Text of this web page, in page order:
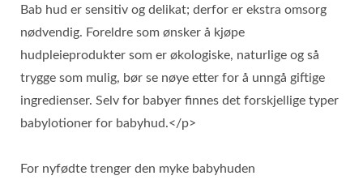
Bab hud er sensitiv og delikat; derfor er ekstra omsorg
nødvendig. Foreldre som ønsker å kjøpe
hudpleieprodukter som er økologiske, naturlige og så
trygge som mulig, bør se nøye etter for å unngå giftige
ingredienser. Selv for babyer finnes det forskjellige typer
babylotioner for babyhud.</p>
For nyfødte trenger den myke babyhuden